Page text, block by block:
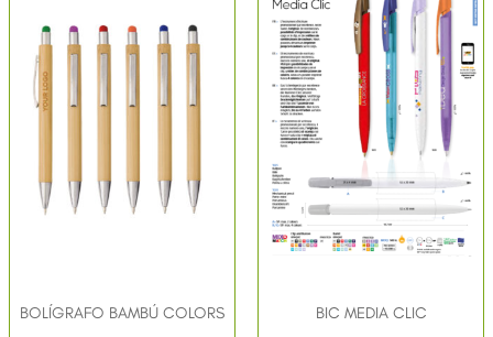
BOLÍGRAFO BAMBÚ COLORS BIC MEDIA CLIC